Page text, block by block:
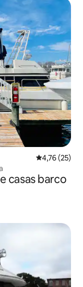
4,76 de uma
4,76 (25)
casas barco